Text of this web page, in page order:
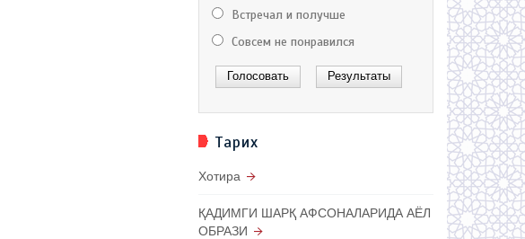
Встречал и получше
Совсем не понравился
Тарих
Хотира
ҚАДИМГИ ШАРҚ АФСОНАЛАРИДА АЁЛ
ОБРАЗИ